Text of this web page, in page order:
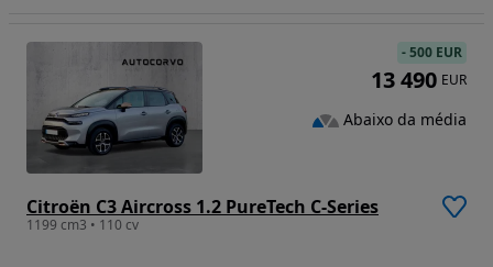
Citroën C3 Aircross 1.2 PureTech C-Series
1199 cm3 • 110 cv
-500 EUR
13 490 EUR
Abaixo da média